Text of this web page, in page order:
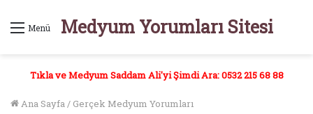
Menü Medyum Yorumları Sitesi
Tıkla ve Medyum Saddam Ali'yi Şimdi Ara: 0532 215 68 88
Ana Sayfa/ Gerçek Medyum Yorumları